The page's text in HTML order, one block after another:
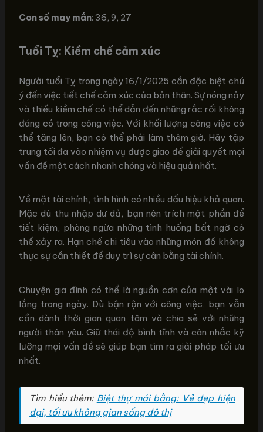
Con số may mắn: 36, 9, 27
Tuổi Tỵ: Kiềm chế cảm xúc
Người tuổi Tỵ trong ngày 16/1/2025 cần đặc biệt chú
ý đến việc tiết chế cảm xúc của bản thân. Sự nóng nảy
và thiếu kiềm chế có thể dẫn đến những rắc rối không
đáng có trong công việc. Với khối lượng công việc có
thể tăng lên, bạn có thể phải làm thêm giờ. Hãy tập
trung tối đa vào nhiệm vụ được giao để giải quyết mọi
vấn đề một cách nhanh chóng và hiệu quả nhất.
Về mặt tài chính, tình hình có nhiều dấu hiệu khả quan.
Mặc dù thu nhập dư dả, bạn nên trích một phần để
tiết kiệm, phòng ngừa những tình huống bất ngờ có
thể xảy ra. Hạn chế chi tiêu vào những món đồ không
thực sự cần thiết để duy trì sự cân bằng tài chính.
Chuyện gia đình có thể là nguồn cơn của một vài lo
lắng trong ngày. Dù bận rộn với công việc, bạn vẫn
cần dành thời gian quan tâm và chia sẻ với những
người thân yêu. Giữ thái độ bình tĩnh và cân nhắc kỹ
lưỡng mọi vấn đề sẽ giúp bạn tìm ra giải pháp tối ưu
nhất.
Tìm hiểu thêm: Biệt thự mái bằng: Vẻ đẹp hiện
đại, tối ưu không gian sống đô thị